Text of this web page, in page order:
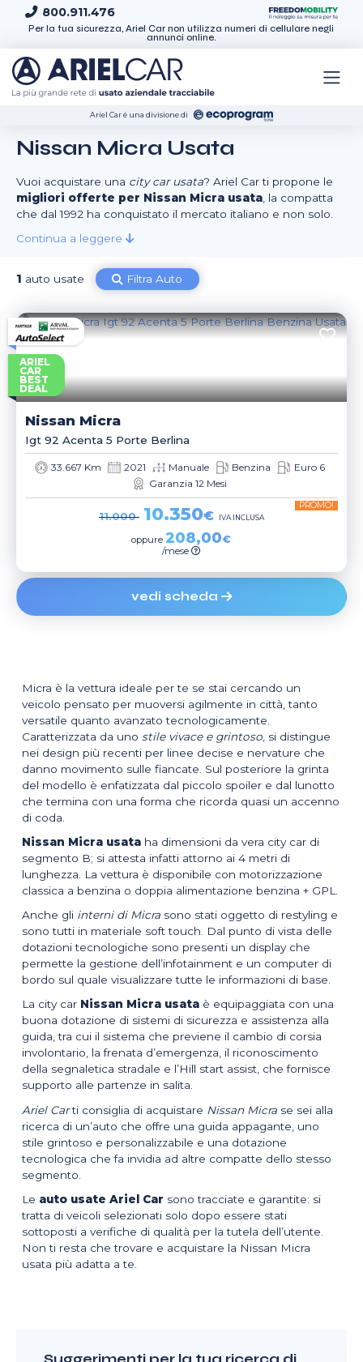
Skip to content
800.911.476
Per la tua sicurezza, Ariel Car non utilizza numeri di cellulare negli
annunci online.
Ariel Car é una divisione di
Nissan Micra Usata
Vuoi acquistare una city car usata? Ariel Car ti propone le
migliori offerte per Nissan Micra usata , la compatta
che dal 1992 ha conquistato il mercato italiano e non solo.
Continua a leggere
1 auto usate Filtra Auto
ARIEL
CAR
BEST
DEAL
Nissan Micra
Igt 92 Acenta 5 Porte Berlina
33.667 Km 2021 Manuale Benzina
Euro 6
Garanzia 12 Mesi
11.000 10.350€
PROMO!
IVA INCLUSA
oppure 208,00€
/mese
vedi scheda
Micra è la vettura ideale per te se stai cercando un
veicolo pensato per muoversi agilmente in città, tanto
versatile quanto avanzato tecnologicamente.
Caratterizzata da uno stile vivace e grintoso , si distingue
nei design più recenti per linee decise e nervature che
danno movimento sulle fiancate. Sul posteriore la grinta
del modello è enfatizzata dal piccolo spoiler e dal lunotto
che termina con una forma che ricorda quasi un accenno
di coda.
Nissan Micra usata ha dimensioni da vera city car di
segmento B; si attesta infatti attorno ai 4 metri di
lunghezza. La vettura è disponibile con motorizzazione
classica a benzina o doppia alimentazione benzina + GPL.
Anche gli interni di Micra sono stati oggetto di restyling e
sono tutti in materiale soft touch. Dal punto di vista delle
dotazioni tecnologiche sono presenti un display che
permette la gestione dell’infotainment e un computer di
bordo sul quale visualizzare tutte le informazioni di base.
La city car Nissan Micra usata è equipaggiata con una
buona dotazione di sistemi di sicurezza e assistenza alla
guida, tra cui il sistema che previene il cambio di corsia
involontario, la frenata d’emergenza, il riconoscimento
della segnaletica stradale e l’Hill start assist, che fornisce
supporto alle partenze in salita.
Ariel Carti consiglia di acquistare Nissan Micra se sei alla
ricerca di un’auto che offre una guida appagante, uno
stile grintoso e personalizzabile e una dotazione
tecnologica che fa invidia ad altre compatte dello stesso
segmento.
Le auto usate Ariel Car sono tracciate e garantite: si
tratta di veicoli selezionati solo dopo essere stati
sottoposti a verifiche di qualità per la tutela dell’utente.
Non ti resta che trovare e acquistare la Nissan Micra
usata più adatta a te.